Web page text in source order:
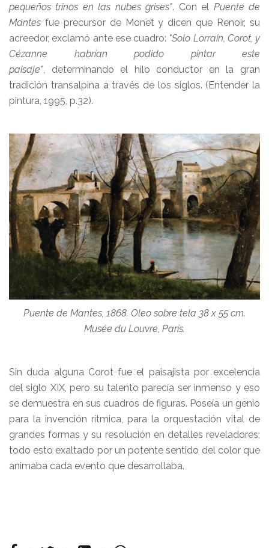
pequeños trinos en las nubes grises". Con el Puente de
Mantes fue precursor de Monet y dicen que Renoir, su
acreedor, exclamó ante ese cuadro: "Solo Lorrain, Corot, y
Cézanne habrían podido pintar este
paisaje" , determinando el hilo conductor en la gran
tradición transalpina a través de los siglos. (Entender la
pintura, 1995, p.32).
Puente de Mantes, 1868. Oleo sobre tela 38 x 55 cm.
Musée du Louvre, París.
Sin duda alguna Corot fue el paisajista por excelencia
del siglo XIX, pero su talento parecía ser inmenso y eso
se demuestra en sus cuadros de figuras. Poseía un genio
para la invención rítmica, para la orquestación vital de
grandes formas y su resolución en detalles reveladores;
todo esto exaltado por un potente sentido del color que
animaba cada evento que desarrollaba.